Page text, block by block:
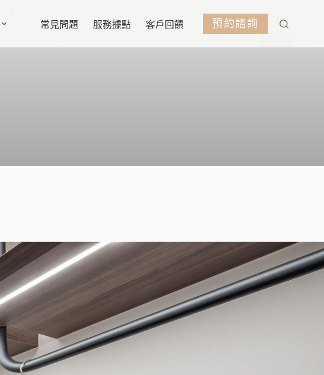
常見問題 服務據點 客戶回饋 預約諮詢